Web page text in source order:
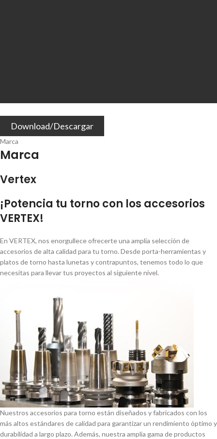
Download/Descargar
Marca
Marca
Vertex
¡Potencia tu torno con los accesorios
VERTEX!
En VERTEX, nos enorgullece ofrecerte una amplia selección de
accesorios de alta calidad para tu torno. Desde porta-herramientas y
platos de torno hasta lunetas y contrapuntos, tenemos todo lo que
necesitas para llevar tus proyectos al siguiente nivel.
Nuestros accesorios para torno están diseñados y fabricados con los
más altos estándares de calidad para garantizar un rendimiento óptimo y
durabilidad a largo plazo. Además, nuestra amplia gama de productos